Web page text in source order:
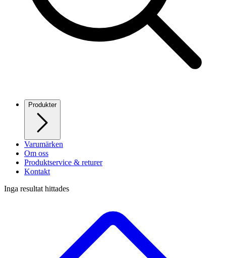
Produkter
Varumärken
Om oss
Produktservice & returer
Kontakt
Inga resultat hittades